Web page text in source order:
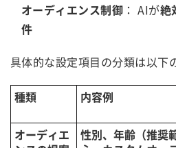
オーディエンス制御 ： AIが絶
件
具体的な設定項目の分類は以下
種類 内容例
オーディエ
性別、年齢（推奨